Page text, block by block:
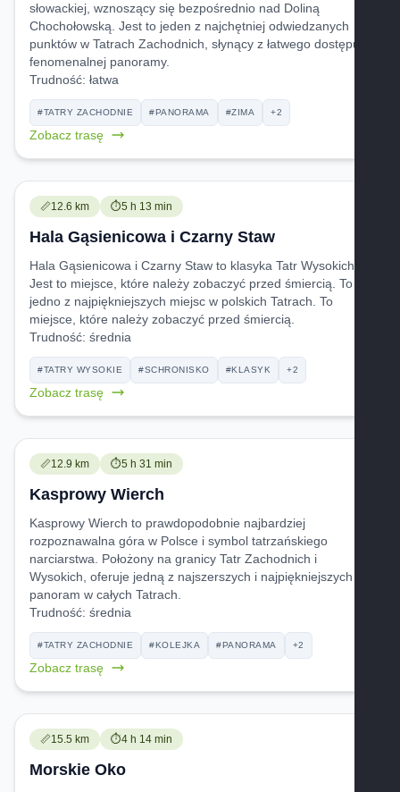
słowackiej, wznoszący się bezpośrednio nad Doliną
Chochołowską. Jest to jeden z najchętniej odwiedzanych
punktów w Tatrach Zachodnich, słynący z łatwego dostępu i
fenomenalnej panoramy.
Trudność: łatwa
#TATRY ZACHODNIE #PANORAMA #ZIMA +2
Zobacz trasę
📏Trudność:
12.6 km ⏱️Czas przejścia:
5 h 13 min
Hala Gąsienicowa i Czarny Staw
Hala Gąsienicowa i Czarny Staw to klasyka Tatr Wysokich.
Jest to miejsce, które należy zobaczyć przed śmiercią. To
jedno z najpiękniejszych miejsc w polskich Tatrach. To
miejsce, które należy zobaczyć przed śmiercią.
Trudność: średnia
#TATRY WYSOKIE #SCHRONISKO #KLASYK +2
Zobacz trasę
📏Trudność:
12.9 km ⏱️Czas przejścia:
5 h 31 min
Kasprowy Wierch
Kasprowy Wierch to prawdopodobnie najbardziej
rozpoznawalna góra w Polsce i symbol tatrzańskiego
narciarstwa. Położony na granicy Tatr Zachodnich i
Wysokich, oferuje jedną z najszerszych i najpiękniejszych
panoram w całych Tatrach.
Trudność: średnia
#TATRY ZACHODNIE #KOLEJKA #PANORAMA +2
Zobacz trasę
📏Trudność:
15.5 km ⏱️Czas przejścia:
4 h 14 min
Morskie Oko